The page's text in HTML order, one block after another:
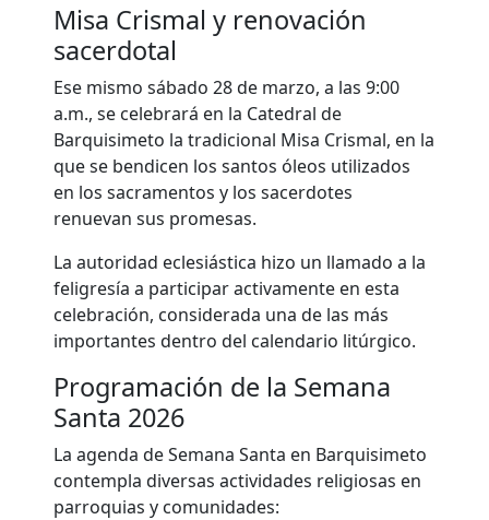
Misa Crismal y renovación
sacerdotal
Ese mismo sábado 28 de marzo, a las 9:00
a.m., se celebrará en la Catedral de
Barquisimeto la tradicional Misa Crismal, en la
que se bendicen los santos óleos utilizados
en los sacramentos y los sacerdotes
renuevan sus promesas.
La autoridad eclesiástica hizo un llamado a la
feligresía a participar activamente en esta
celebración, considerada una de las más
importantes dentro del calendario litúrgico.
Programación de la Semana
Santa 2026
La agenda de Semana Santa en Barquisimeto
contempla diversas actividades religiosas en
parroquias y comunidades: